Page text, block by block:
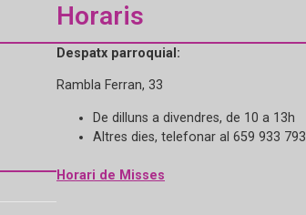
Horaris
Despatx parroquial:
Rambla Ferran, 33
De dilluns a divendres, de 10 a 13h
Altres dies, telefonar al 659 933 793
Horari de Misses